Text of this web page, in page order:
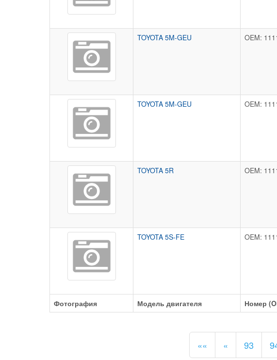
Фотография Модель двигателя Номер
TOYOTA 5M-GEU OEM:
TOYOTA 5M-GEU OEM:
TOYOTA 5R OEM:
TOYOTA 5S-FE OEM:
«« « 93